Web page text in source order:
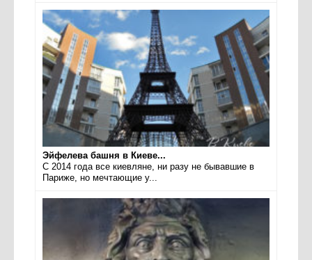
Эйфелева башня в Киеве...
С 2014 года все киевляне, ни разу не бывавшие в
Париже, но мечтающие у...